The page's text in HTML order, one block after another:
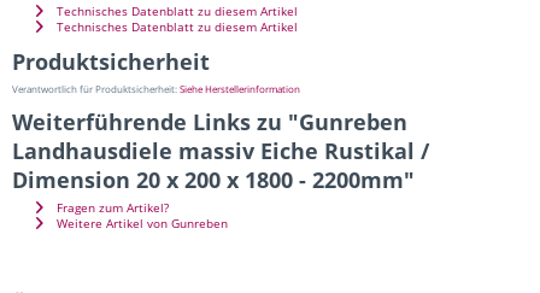
Technisches Datenblatt zu diesem Artikel
Technisches Datenblatt zu diesem Artikel
Produktsicherheit
Verantwortlich für Produktsicherheit:Siehe Herstellerinformation
Weiterführende Links zu "Gunreben
Landhausdiele massiv Eiche Rustikal /
Dimension 20 x 200 x 1800 - 2200mm"
Fragen zum Artikel?
Weitere Artikel von Gunreben